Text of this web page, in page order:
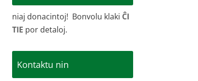
niaj donacintoj! Bonvolu klaki ĈI
TIE por detaloj.
Kontaktu nin